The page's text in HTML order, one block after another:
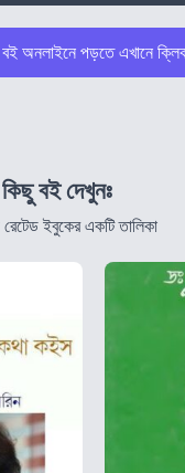
বই অনলাইনে পড়তে এখানে
বই দেখুনঃ
ইবুকের একটি তালিকা